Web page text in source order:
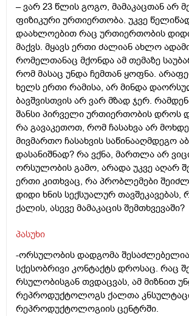
– ვარ 23 წლის გოგო, მამაკაცთან არ
ფიზიკური ურთიერთობა. უკვე
დაახლოებით რაც ურთიერთობის
მაქვს. მყავს ერთი ძალიან ახლო
რომელთანაც მქონდა ამ თემაზე
რომ მასაც უნდა ჩემთან ყოფნა.
ხელს ერთი რამისა, არ მინდა
ბავშვისთვის არ ვარ მზად ჯერ.
შანსი პირველი ურთიერთობის დროს
რა გავაკეთოთ, რომ ჩასახვა არ
მივმართო ჩასახვის საწინააღმდეგო
დასანიშნად? რა ვქნა, მართლა არ
ორსულობის გამო, არადა უკვე აღარ
ერთი კითხვაც, რა პრობლემები
დიდი ხნის სექსუალურ
ქალის, ასევე მამაკაცის შემთხვევაში?
პასუხი
-ორსულობის დადგომა
სქესობრივი კონტაქტს დროსაც. რაც
რსულობისგან თვდაცვას, ამ მიზნით
რეპროდუქტოლოგს ქალთა
რეპროდუქტოლოგიის ცენტრში.